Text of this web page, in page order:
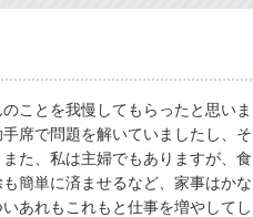
ことを我慢してもらったと思いま
席で問題を解いていましたし、そ
た、私は主婦でもありますが、食
簡単に済ませるなど、家事はかな
あれもこれもと仕事を増やしてし